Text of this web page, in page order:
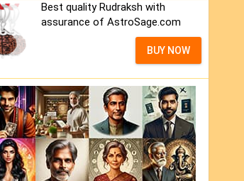
Best quality Rudraksh with
assurance of AstroSage.com
BUY NOW